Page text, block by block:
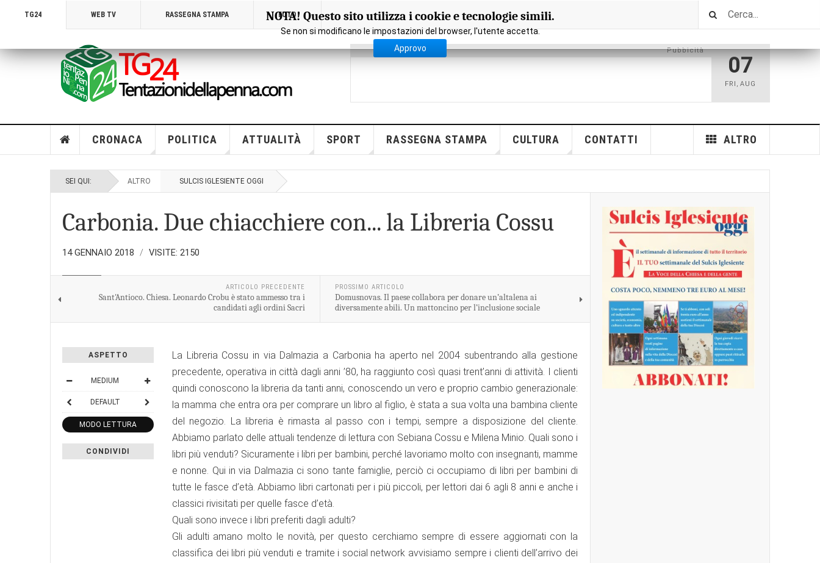
TG24 WEB TV RASSEGNA STAMPA FOTO
NOTA! Questo sito utilizza i cookie e tecnologie simili.
Se non si modificano le impostazioni del browser, l'utente accetta.
Approvo
Pubbicità
07
FRI ,AUG
CRONACA POLITICA ATTUALITÀ SPORT RASSEGNA STAMPA CULTURA CONTATTI ALTRO
SEI QUI: ALTRO SULCIS IGLESIENTE OGGI
Carbonia. Due chiacchiere con... la Libreria Cossu
14 GENNAIO 2018 VISITE: 2150
ARTICOLO PRECEDENTE
Sant'Antioco. Chiesa. Leonardo Crobu è stato ammesso tra i
candidati agli ordini Sacri
PROSSIMO ARTICOLO
Domusnovas. Il paese collabora per donare un’altalena ai
diversamente abili. Un mattoncino per l’inclusione sociale
ASPETTO
MEDIUM
DEFAULT
MODO LETTURA
CONDIVIDI
La Libreria Cossu in via Dalmazia a Carbonia ha aperto nel 2004 subentrando alla gestione
precedente, operativa in città dagli anni ’80, ha raggiunto così quasi trent’anni di attività. I clienti
quindi conoscono la libreria da tanti anni, conoscendo un vero e proprio cambio generazionale:
la mamma che entra ora per comprare un libro al figlio, è stata a sua volta una bambina cliente
del negozio. La libreria è rimasta al passo con i tempi, sempre a disposizione del cliente.
Abbiamo parlato delle attuali tendenze di lettura con Sebiana Cossu e Milena Minio. Quali sono i
libri più venduti? Sicuramente i libri per bambini, perché lavoriamo molto con insegnanti, mamme
e nonne. Qui in via Dalmazia ci sono tante famiglie, perciò ci occupiamo di libri per bambini di
tutte le fasce d’età. Abbiamo libri cartonati per i più piccoli, per lettori dai 6 agli 8 anni e anche i
classici rivisitati per quelle fasce d’età.
Quali sono invece i libri preferiti dagli adulti?
Gli adulti amano molto le novità, per questo cerchiamo sempre di essere aggiornati con la
classifica dei libri più venduti e tramite i social network avvisiamo sempre i clienti dell’arrivo dei